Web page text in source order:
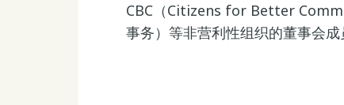
CBC（Citizens for Better
事务）等非营利性组织的董事会成